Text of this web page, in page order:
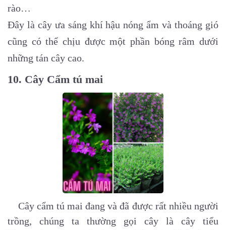
rào…
Đây là cây ưa sáng khí hậu nóng ẩm và thoáng gió
cũng có thể chịu được một phần bóng râm dưới
những tán cây cao.
10. Cây Cẩm tú mai
Cây cẩm tú mai đang và đã được rất nhiều người
trồng, chúng ta thường gọi cây là cây tiểu